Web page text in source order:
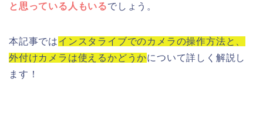
と思っている人もいるでしょう。
本記事ではインスタライブでのカメラの操作方法と、
外付けカメラは使えるかどうかについて詳しく解説し
ます！